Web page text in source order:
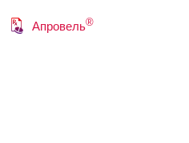
Апровель®